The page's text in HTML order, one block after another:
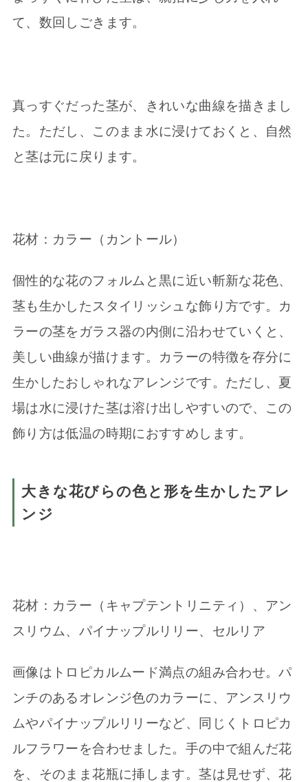
て、数回しごきます。
真っすぐだった茎が、きれいな曲線を描きまし
た。ただし、このまま水に浸けておくと、自然
と茎は元に戻ります。
花材：カラー（カントール）
個性的な花のフォルムと黒に近い斬新な花色、
茎も生かしたスタイリッシュな飾り方です。カ
ラーの茎をガラス器の内側に沿わせていくと、
美しい曲線が描けます。カラーの特徴を存分に
生かしたおしゃれなアレンジです。ただし、夏
場は水に浸けた茎は溶け出しやすいので、この
飾り方は低温の時期におすすめします。
大きな花びらの色と形を生かしたアレ
ンジ
花材：カラー（キャプテントリニティ）、アン
スリウム、パイナップルリリー、セルリア
画像はトロピカルムード満点の組み合わせ。パ
ンチのあるオレンジ色のカラーに、アンスリウ
ムやパイナップルリリーなど、同じくトロピカ
ルフラワーを合わせました。手の中で組んだ花
を、そのまま花瓶に挿します。茎は見せず、花